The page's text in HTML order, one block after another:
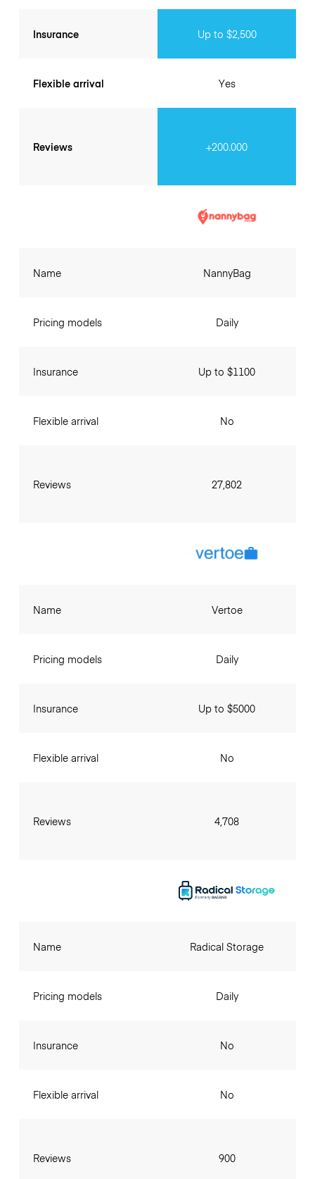
Insurance
Flexible arrival
Reviews
Up to $2,500
Yes
+200.000
Name
Pricing models
Insurance
Flexible arrival
Reviews
NannyBag
Daily
Up to $1100
No
27,802
Name
Pricing models
Insurance
Flexible arrival
Reviews
Vertoe
Daily
Up to $5000
No
4,708
Name
Pricing models
Insurance
Flexible arrival
Reviews
Radical Storage
Daily
No
No
900